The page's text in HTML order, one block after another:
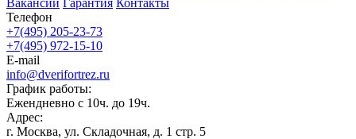
Вакансии Гарантия Контакты
Телефон
+7(495) 205-23-73
+7(495) 972-15-10
E-mail
info@dverifortrez.ru
График работы:
Ежендневно с 10ч. до 19ч.
Адрес:
г. Москва, ул. Складочная, д. 1 стр. 5